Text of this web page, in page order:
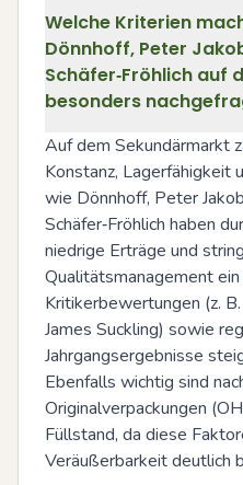
Welche Kriterien
Dönnhoff, Peter
Schäfer‑Fröhlich auf
besonders
Auf dem Sekundärmarkt
Konstanz, Lagerfähigkeit
wie Dönnhoff, Peter
Schäfer‑Fröhlich haben
niedrige Erträge und
Qualitätsmanagement
Kritikerbewertungen (z.
James Suckling) sowie
Jahrgangsergebnisse
Ebenfalls wichtig sind
Originalverpackungen
Füllstand, da diese
Veräußerbarkeit deutlich